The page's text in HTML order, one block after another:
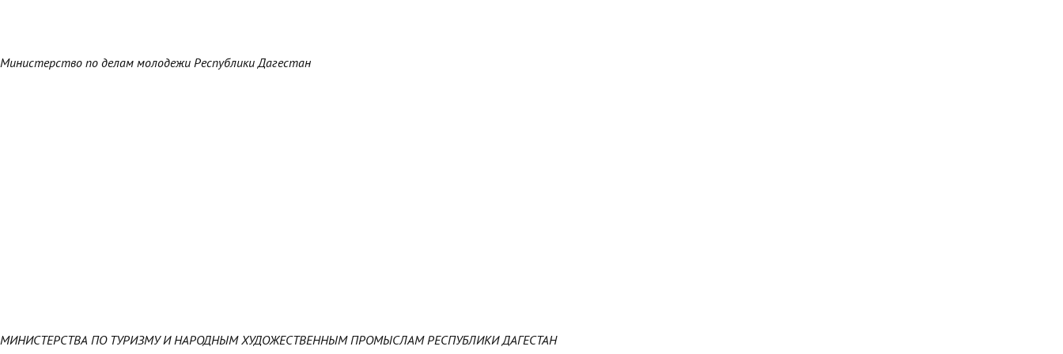
Министерство по делам молодежи Республики Дагестан
МИНИСТЕРСТВА ПО ТУРИЗМУ И НАРОДНЫМ ХУДОЖЕСТВЕННЫМ ПРОМЫСЛАМ РЕСПУБЛИКИ ДАГЕСТАН